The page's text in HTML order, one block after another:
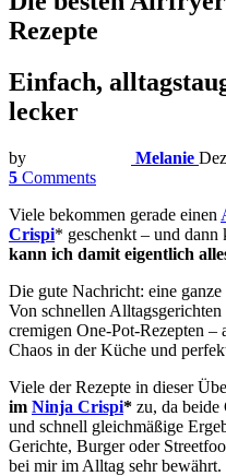
Rezepte
Einfach,
lecker
by Melanie
5 Comments
Viele bekommen gerade einen
Crispi* geschenkt – und dann
kann ich damit eigentlich
Die gute Nachricht: eine ganze
Von schnellen
cremigen One-Pot-Rezepten
Chaos in der Küche und
Viele der Rezepte in dieser
im Ninja Crispi* zu, da beide
und schnell gleichmäßige
Gerichte, Burger oder
bei mir im Alltag sehr bewährt.